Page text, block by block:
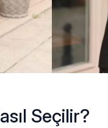
Seçilir?